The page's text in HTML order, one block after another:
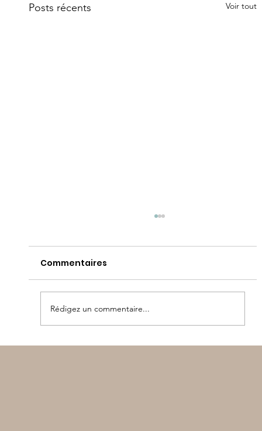
Posts récents Voir tout
Olympiades maternelle
Commentaires
Rédigez un commentaire...